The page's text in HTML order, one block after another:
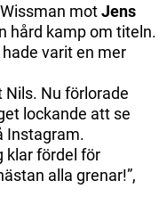
motJens
hård kamp om titeln.
varit en mer
Nils. Nu förlorade
lockande att se
Instagram.
klar fördel för
alla grenar!”,